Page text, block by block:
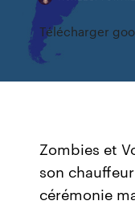
Télécharger
Zombies et
son
cérémonie